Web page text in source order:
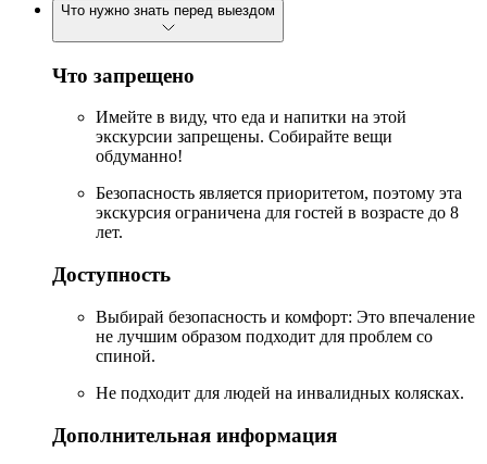
Что нужно знать перед выездом
Что запрещено
Имейте в виду, что еда и напитки на этой
экскурсии запрещены. Собирайте вещи
обдуманно!
Безопасность является приоритетом, поэтому эта
экскурсия ограничена для гостей в возрасте до 8
лет.
Доступность
Выбирай безопасность и комфорт: Это впечаление
не лучшим образом подходит для проблем со
спиной.
Не подходит для людей на инвалидных колясках.
Дополнительная информация